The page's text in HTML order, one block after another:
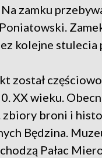
zamku
kolejne stulecia
został
XX wieku.
zbiory broni i
Będzina.
Pałac